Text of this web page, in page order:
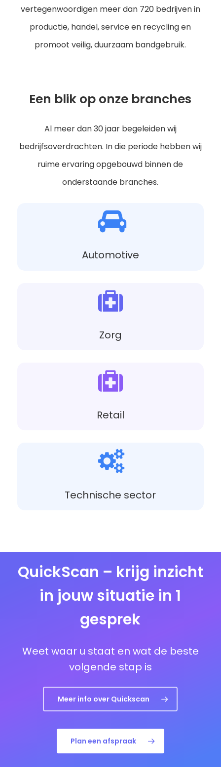
vertegenwoordigen meer dan 720 bedrijven in
productie, handel, service en recycling en
promoot veilig, duurzaam bandgebruik.
Een blik op onze branches
Al meer dan 30 jaar begeleiden wij
bedrijfsoverdrachten. In die periode hebben wij
ruime ervaring opgebouwd binnen de
onderstaande branches.
Automotive
Zorg
Retail
Technische sector
QuickScan – krijg inzicht
in jouw situatie in 1
gesprek
Weet waar u staat en wat de beste
volgende stap is
Meer info over Quickscan
Plan een afspraak